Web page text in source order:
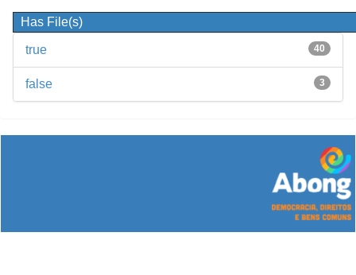
Has File(s)
40
true
3
false